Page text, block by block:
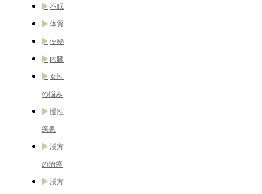
不眠
体質
便秘
内臓
女性
の悩み
慢性
疾患
漢方
の治療
漢方